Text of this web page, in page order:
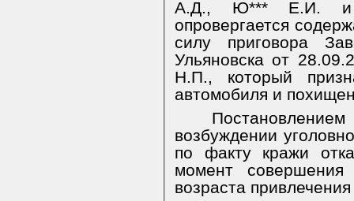
А.Д., Ю*** Е.И. и
опровергается
силу приговора
Ульяновска от
Н.П., который
автомобиля и
возбуждении
по факту кражи
момент
возраста